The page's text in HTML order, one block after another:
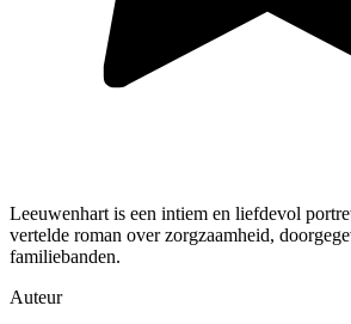
Leeuwenhart is een intiem en liefdevol
vertelde roman over zorgzaamheid,
familiebanden.
Auteur